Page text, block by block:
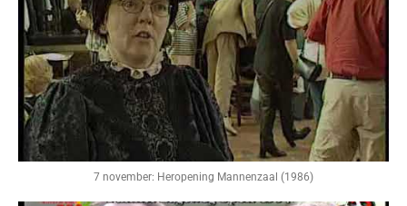
7 november: Heropening Mannenzaal (1986)